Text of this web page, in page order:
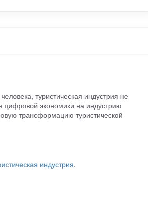
туристическая индустрия не
цифровой экономики на индустрию
трансформацию туристической
индустрия.